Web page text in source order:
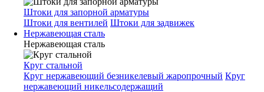
Штоки для запорной арматуры
Штоки для вентилей Штоки для задвижек
Нержавеющая сталь
Нержавеющая сталь
Круг стальной
Круг нержавеющий безникелевый жаропрочный Круг
нержавеющий никельсодержащий